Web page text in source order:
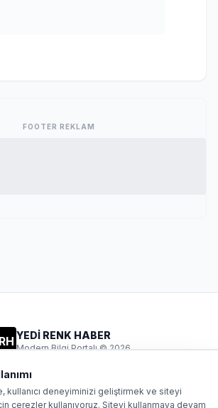
FOOTER REKLAM
YEDİ RENK HABER
Modern Bilgi Portalı © 2026
kullanıcı deneyiminizi geliştirmek ve siteyi
çerezler kullanıyoruz. Siteyi kullanmaya devam